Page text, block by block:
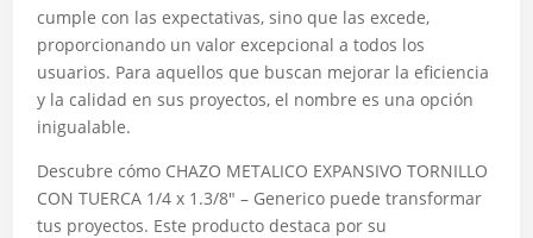
cumple con las expectativas, sino que las excede,
proporcionando un valor excepcional a todos los
usuarios. Para aquellos que buscan mejorar la eficiencia
y la calidad en sus proyectos, el nombre es una opción
inigualable.
Descubre cómo CHAZO METALICO EXPANSIVO TORNILLO
CON TUERCA 1/4 x 1.3/8″ – Generico puede transformar
tus proyectos. Este producto destaca por su